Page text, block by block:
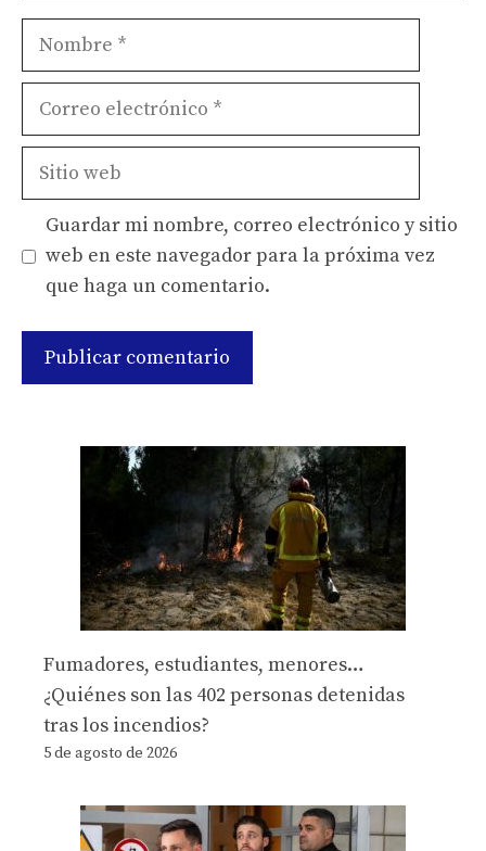
Nombre
Correo
Sitio
Guardar mi nombre, correo electrónico y sitio
web en este navegador para la próxima vez
que haga un comentario.
Fumadores, estudiantes, menores…
¿Quiénes son las 402 personas detenidas
tras los incendios?
5 de agosto de 2026